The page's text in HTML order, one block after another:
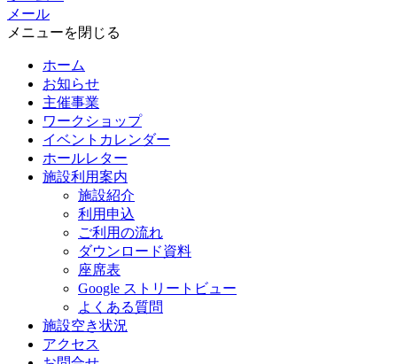
メール
メニューを閉じる
ホーム
お知らせ
主催事業
ワークショップ
イベントカレンダー
ホールレター
施設利用案内
施設紹介
利用申込
ご利用の流れ
ダウンロード資料
座席表
Google ストリートビュー
よくある質問
施設空き状況
アクセス